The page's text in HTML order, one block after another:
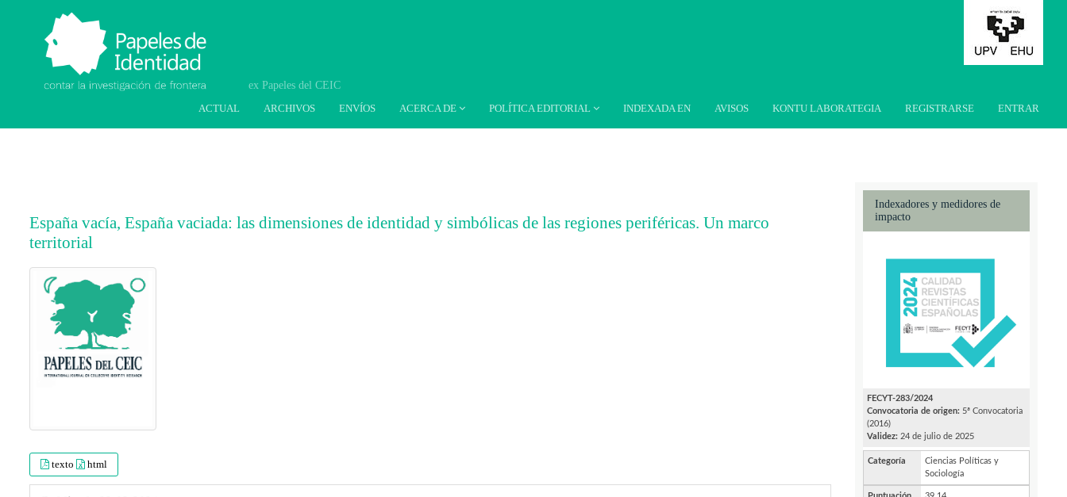
ACTUAL ARCHIVOS ENVÍOS ACERCA DE POLÍTICA EDITORIAL INDEXADA EN AVISOS KONTU LABORATEGIA REGISTRARSE ENTRAR
Papeles de Identidad.
Contar la investigación
de frontera
España vacía, España vaciada: las dimensiones de identidad y simbólicas de las regiones periféricas. Un marco
territorial
##plugins.themes.bootstrap3.article.main##
##plugins.themes.bootstrap3.article.sidebar##
texto html
Indexadores y medidores de
impacto